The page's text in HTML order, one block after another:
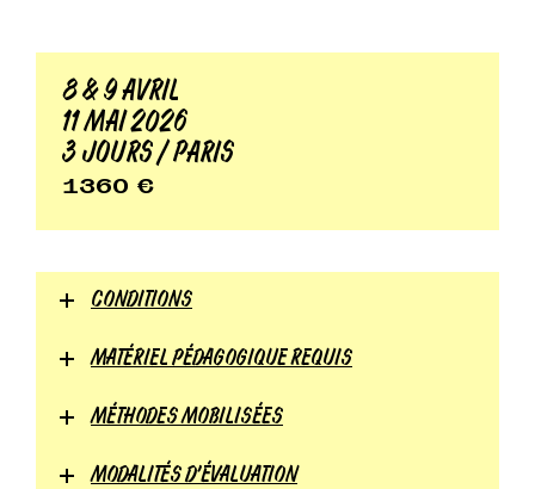
8 & 9 AVRIL
11 MAI 2026
3 JOURS / PARIS
1360 €
CONDITIONS
MATÉRIEL PÉDAGOGIQUE REQUIS
MÉTHODES MOBILISÉES
MODALITÉS D'ÉVALUATION